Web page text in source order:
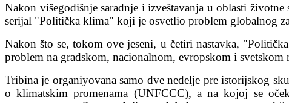
Nakon višegodišnje saradnje i izveštavanja u oblasti
serijal "Politička klima" koji je osvetlio problem globalnog
Nakon što se, tokom ove jeseni, u četiri nastavka,
problem na gradskom, nacionalnom, evropskom i
Tribina je organiyovana samo dve nedelje pre istorijskog
o klimatskim promenama (UNFCCC), a na kojoj se